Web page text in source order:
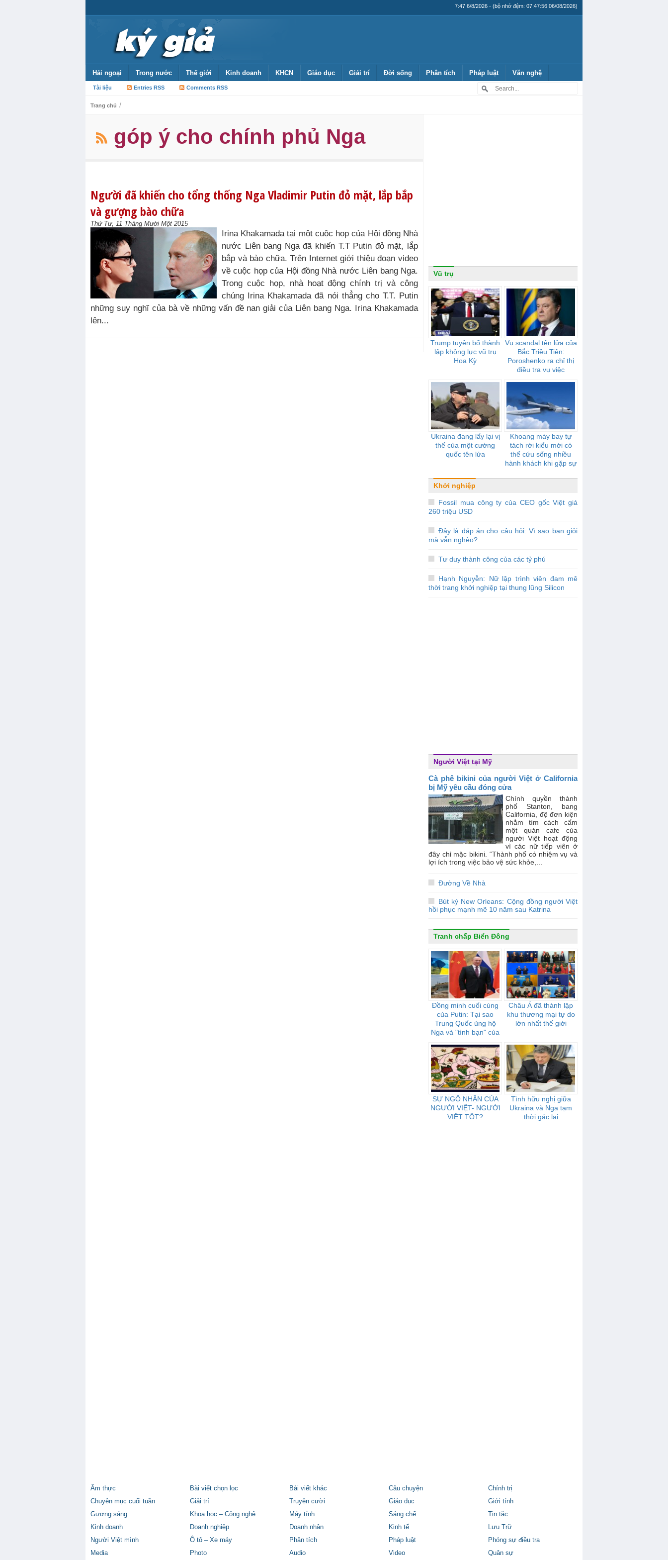
7:47 6/8/2026 - (bộ nhớ đệm: 07:47:56 06/08/2026)
Hải ngoại Trong nước Thế giới Kinh doanh KHCN Giáo dục Giải trí Đời sống Phân tích Pháp luật Văn nghệ
Tài liệu Entries RSS Comments RSS
Trang chủ /
góp ý cho chính phủ Nga
Người đã khiến cho tổng thống Nga Vladimir Putin đỏ mặt, lắp bắp
và gượng bào chữa
Thứ Tư, 11 Tháng Mười Một 2015
Irina Khakamada tại một cuộc họp của Hội đồng Nhà
nước Liên bang Nga đã khiến T.T Putin đỏ mặt, lắp
bắp và bào chữa. Trên Internet giới thiệu đoạn video
về cuộc họp của Hội đồng Nhà nước Liên bang Nga.
Trong cuộc họp, nhà hoạt động chính trị và công
chúng Irina Khakamada đã nói thẳng cho T.T. Putin
những suy nghĩ của bà về những vấn đề nan giải của Liên bang Nga. Irina Khakamada
lên...
Vũ trụ
Trump tuyên bố thành
lập không lực vũ trụ
Hoa Kỳ
Vụ scandal tên lửa của
Bắc Triều Tiên:
Poroshenko ra chỉ thị
điều tra vụ việc
Ukraina đang lấy lại vị
thế của một cường
quốc tên lửa
Khoang máy bay tự
tách rời kiểu mới có
thể cứu sống nhiều
hành khách khi gặp sự
Khởi nghiệp
Fossil mua công ty của CEO gốc Việt giá
260 triệu USD
Đây là đáp án cho câu hỏi: Vì sao bạn giỏi
mà vẫn nghèo?
Tư duy thành công của các tỷ phú
Hạnh Nguyễn: Nữ lập trình viên đam mê
thời trang khởi nghiệp tại thung lũng Silicon
Người Việt tại Mỹ
Cà phê bikini của người Việt ở California
bị Mỹ yêu cầu đóng cửa
Chính quyền thành
phố Stanton, bang
California, đệ đơn kiện
nhằm tìm cách cấm
một quán cafe của
người Việt hoạt động
vì các nữ tiếp viên ở
đây chỉ mặc bikini. “Thành phố có nhiệm vụ và
lợi ích trong việc bảo vệ sức khỏe,...
Đường Về Nhà
Bút ký New Orleans: Cộng đồng người Việt
hồi phục mạnh mẽ 10 năm sau Katrina
Tranh chấp Biển Đông
Đồng minh cuối cùng
của Putin: Tại sao
Trung Quốc ủng hộ
Nga và "tình bạn" của
nào
Châu Á đã thành lập
khu thương mại tự do
lớn nhất thế giới
SỰ NGỘ NHẬN CỦA
NGƯỜI VIỆT- NGƯỜI
VIỆT TỐT?
Tình hữu nghị giữa
Ukraina và Nga tạm
thời gác lại
Ẩm thực Bài viết chọn lọc Bài viết khác Câu chuyện
Chính trị
Chuyên mục cuối tuần
Giải trí Truyện cười Giáo dục
Giới tính
Gương sáng
Khoa học – Công nghệ Máy tính Sáng chế
Tin tặc
Kinh doanh
Doanh nghiệp Doanh nhân Kinh tế
Lưu Trữ
Người Việt mình
Ô tô – Xe máy Phân tích Pháp luật
Phóng sự điều tra
Media
Photo Audio Video Quân sự